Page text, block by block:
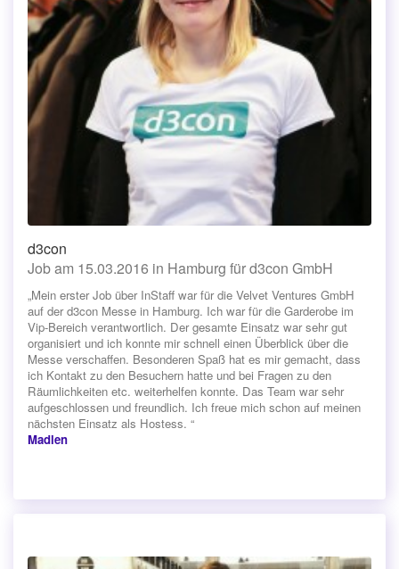
d3con
Job am 15.03.2016 in Hamburg für d3con GmbH
„Mein erster Job über InStaff war für die Velvet Ventures GmbH
auf der d3con Messe in Hamburg. Ich war für die Garderobe im
Vip-Bereich verantwortlich. Der gesamte Einsatz war sehr gut
organisiert und ich konnte mir schnell einen Überblick über die
Messe verschaffen. Besonderen Spaß hat es mir gemacht, dass
ich Kontakt zu den Besuchern hatte und bei Fragen zu den
Räumlichkeiten etc. weiterhelfen konnte. Das Team war sehr
aufgeschlossen und freundlich. Ich freue mich schon auf meinen
nächsten Einsatz als Hostess. “
Madlen